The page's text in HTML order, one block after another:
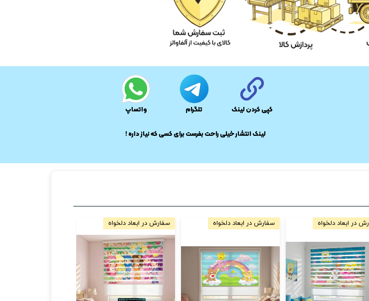
کپی کردن لینک تلگرام واتساپ
​لینک انتشار خیلی راحت بفرست برای کسی که نیاز داره !
سفارش در ابعاد دلخواه سفارش در ابعاد دلخواه در ابعاد دلخواه